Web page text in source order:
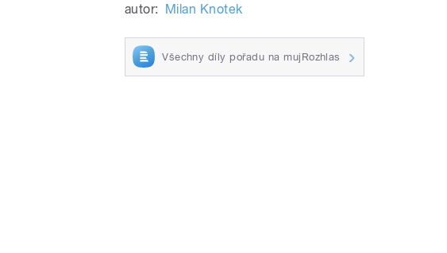
autor: Milan Knotek
Všechny díly pořadu na mujRozhlas